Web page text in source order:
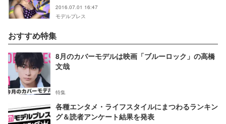
2016.07.01 16:47
モデルプレス
おすすめ特集
8月のカバーモデルは映画「ブルーロック」の高橋
文哉
特集
各種エンタメ・ライフスタイルにまつわるランキン
グ＆読者アンケート結果を発表